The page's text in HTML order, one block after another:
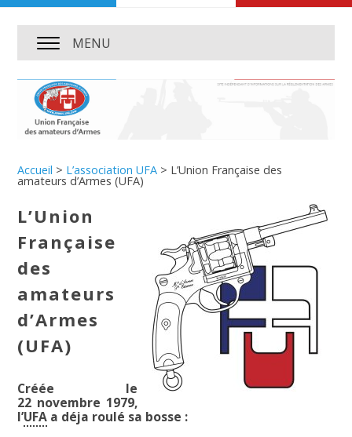
MENU
Accueil > L’association UFA > L’Union Française des
amateurs d’Armes (UFA)
L’Union
Française
des
amateurs
d’Armes
(UFA)
Créée le
22 novembre 1979,
l’UFA a déja roulé sa bosse :